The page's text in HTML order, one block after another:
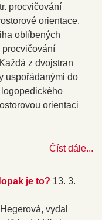
procvičování
orientace,
oblíbených
z dvojstran
uspořádanými do
orientaci
Číst dále...
je to? 13. 3.
vydal